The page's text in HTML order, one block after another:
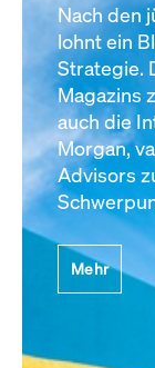
Nach den
lohnt ein
Strategie.
Magazins
auch die
Morgan,
Advisors
Mehr